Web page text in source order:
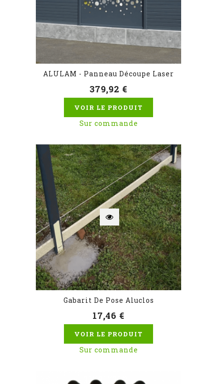
ALULAM - Panneau Découpe Laser
379,92 €
VOIR LE PRODUIT
Sur commande
Gabarit De Pose Aluclos
17,46 €
VOIR LE PRODUIT
Sur commande